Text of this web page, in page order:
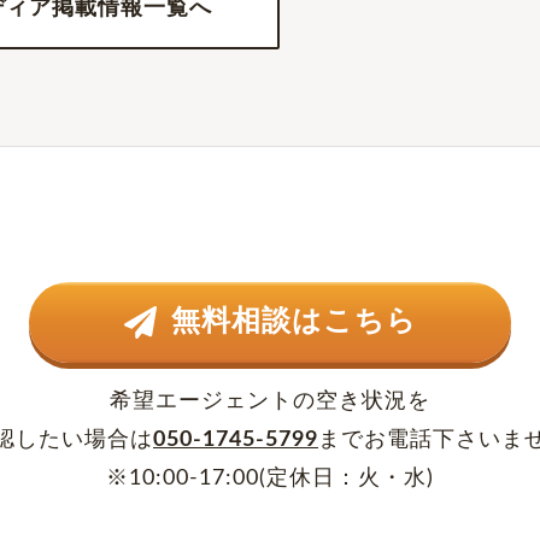
ィア掲載情報一覧へ
無料相談はこちら
希望エージェントの空き状況を
したい場合は050-1745-5799 までお電話下さいま
※10:00-17:00(定休日：火・水)